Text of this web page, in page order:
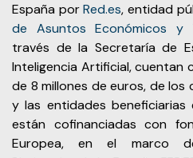
España porRed.es, entidad
de Asuntos Económicos y
través de la Secretaría de
Inteligencia Artificial, cuentan
de 8 millones de euros, de los
y las entidades
están cofinanciadas con
Europea, en el marco